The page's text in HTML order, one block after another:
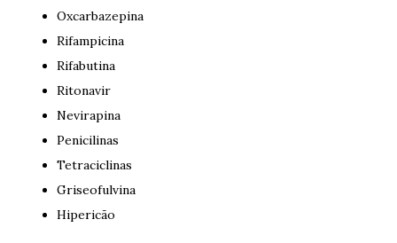
Oxcarbazepina
Rifampicina
Rifabutina
Ritonavir
Nevirapina
Penicilinas
Tetraciclinas
Griseofulvina
Hipericão